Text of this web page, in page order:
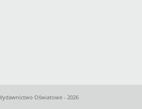
Oświatowe - 2026